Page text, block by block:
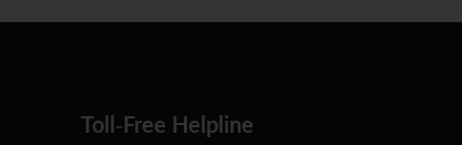
Toll-Free Helpline